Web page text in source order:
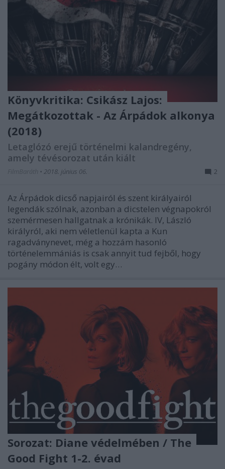
Könyvkritika: Csikász Lajos:
Megátkozottak - Az Árpádok alkonya
(2018)
Letaglózó erejű történelmi kalandregény,
amely tévésorozat után kiált
• 2018. június 06. 2
Az Árpádok dicső napjairól és szent királyairól
legendák szólnak, azonban a dicstelen végnapokról
szemérmesen hallgatnak a krónikák. IV, László
királyról, aki nem véletlenül kapta a Kun
ragadványnevet, még a hozzám hasonló
történelemmániás is csak annyit tud fejből, hogy
pogány módon élt, volt egy…
Sorozat: Diane védelmében / The
Good Fight 1-2. évad